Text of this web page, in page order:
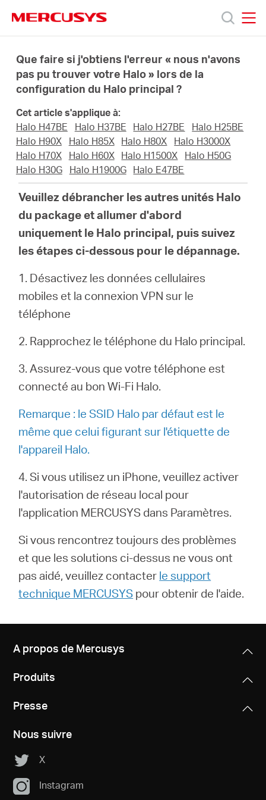
navigation
Produits
Support
propos
Mercusys
Français
Que faire si j'obtiens l'erreur « nous n'avons
pas pu trouver votre Halo » lors de la
configuration du Halo principal ?
Cet article s'applique à:
Halo H47BE
Halo H37BE Halo H27BE
Halo H25BE
Halo H90X
Halo H85X Halo H80X
Halo H3000X
Halo H70X
Halo H60X Halo H1500X
Halo H50G
Halo H30G
Halo H1900G Halo E47BE
Veuillez débrancher les autres unités Halo
du package et allumer d'abord
uniquement le Halo principal, puis suivez
les étapes ci-dessous pour le dépannage.
1. Désactivez les données cellulaires
mobiles et la connexion VPN sur le
téléphone
2. Rapprochez le téléphone du Halo principal.
3. Assurez-vous que votre téléphone est
connecté au bon Wi-Fi Halo.
Remarque : le SSID Halo par défaut est le
même que celui figurant sur l'étiquette de
l'appareil Halo.
4. Si vous utilisez un iPhone, veuillez activer
l'autorisation de réseau local pour
l'application MERCUSYS dans Paramètres.
Si vous rencontrez toujours des problèmes
et que les solutions ci-dessus ne vous ont
pas aidé, veuillez contacter le support
technique MERCUSYS pour obtenir de l'aide.
A propos de Mercusys
Produits
Presse
Nous suivre
X
Instagram